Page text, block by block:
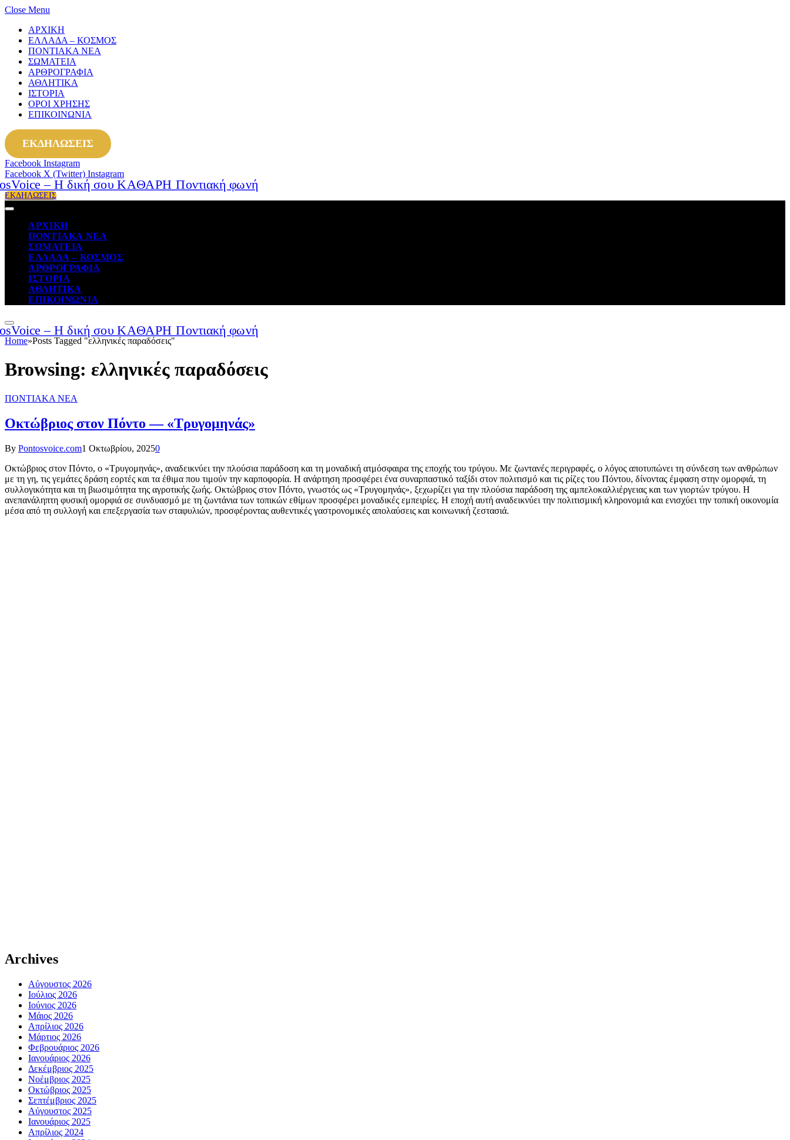
Close Menu
ΑΡΧΙΚΗ
ΕΛΛΑΔΑ – ΚΟΣΜΟΣ
ΠΟΝΤΙΑΚΑ ΝΕΑ
ΣΩΜΑΤΕΙΑ
ΑΡΘΡΟΓΡΑΦΙΑ
ΑΘΛΗΤΙΚΑ
ΙΣΤΟΡΙΑ
ΟΡΟΙ ΧΡΗΣΗΣ
ΕΠΙΚΟΙΝΩΝΙΑ
ΕΚΔΗΛΩΣΕΙΣ
Facebook Instagram
Facebook X (Twitter) Instagram
ΕΚΔΗΛΩΣΕΙΣ
ΑΡΧΙΚΗ
ΠΟΝΤΙΑΚΑ ΝΕΑ
ΣΩΜΑΤΕΙΑ
ΕΛΛΑΔΑ – ΚΟΣΜΟΣ
ΑΡΘΡΟΓΡΑΦΙΑ
ΙΣΤΟΡΙΑ
ΑΘΛΗΤΙΚΑ
ΕΠΙΚΟΙΝΩΝΙΑ
Home»Posts Tagged "ελληνικές παραδόσεις"
Browsing: ελληνικές παραδόσεις
ΠΟΝΤΙΑΚΑ ΝΕΑ
Οκτώβριος στον Πόντο — «Τρυγομηνάς»
By Pontosvoice.com1 Οκτωβρίου, 20250
Οκτώβριος στον Πόντο, ο «Τρυγομηνάς», αναδεικνύει την πλούσια παράδοση και τη μοναδική ατμόσφαιρα της εποχής του τρύγου. Με ζωντανές περιγραφές, ο λόγος αποτυπώνει τη σύνδεση των ανθρώπων
με τη γη, τις γεμάτες δράση εορτές και τα έθιμα που τιμούν την καρποφορία. Η ανάρτηση προσφέρει ένα συναρπαστικό ταξίδι στον πολιτισμό και τις ρίζες του Πόντου, δίνοντας έμφαση στην ομορφιά, τη
συλλογικότητα και τη βιωσιμότητα της αγροτικής ζωής. Οκτώβριος στον Πόντο, γνωστός ως «Τρυγομηνάς», ξεχωρίζει για την πλούσια παράδοση της αμπελοκαλλιέργειας και των γιορτών τρύγου. Η
ανεπανάληπτη φυσική ομορφιά σε συνδυασμό με τη ζωντάνια των τοπικών εθίμων προσφέρει μοναδικές εμπειρίες. Η εποχή αυτή αναδεικνύει την πολιτισμική κληρονομιά και ενισχύει την τοπική οικονομία
μέσα από τη συλλογή και επεξεργασία των σταφυλιών, προσφέροντας αυθεντικές γαστρονομικές απολαύσεις και κοινωνική ζεστασιά.
Archives
Αύγουστος 2026
Ιούλιος 2026
Ιούνιος 2026
Μάιος 2026
Απρίλιος 2026
Μάρτιος 2026
Φεβρουάριος 2026
Ιανουάριος 2026
Δεκέμβριος 2025
Νοέμβριος 2025
Οκτώβριος 2025
Σεπτέμβριος 2025
Αύγουστος 2025
Ιανουάριος 2025
Απρίλιος 2024